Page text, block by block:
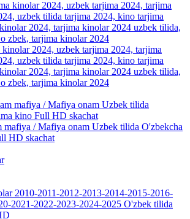
2024, uzbek tarjima 2024, tarjima
uzbek tilida tarjima 2024, kino tarjima
2024, tarjima kinolar 2024 uzbek tilida,
zbek, tarjima kinolar 2024
mafiya / Mafiya onam Uzbek tilida O'zbekcha
HD skachat